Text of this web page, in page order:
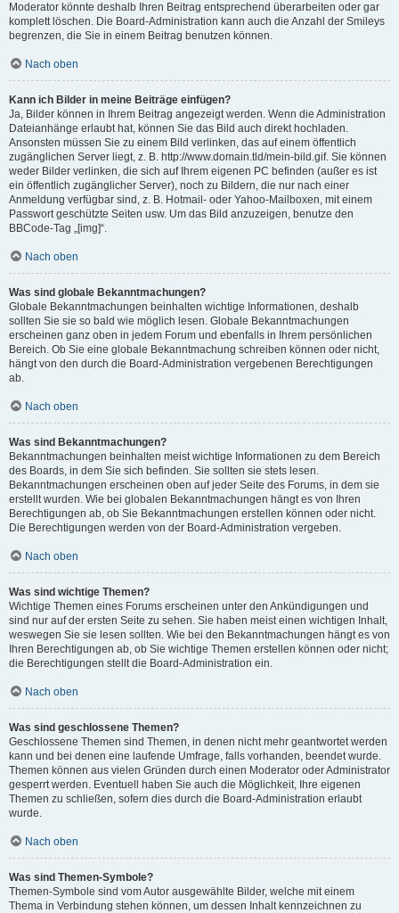
Moderator könnte deshalb Ihren Beitrag entsprechend überarbeiten oder gar
komplett löschen. Die Board-Administration kann auch die Anzahl der Smileys
begrenzen, die Sie in einem Beitrag benutzen können.
Nach oben
Kann ich Bilder in meine Beiträge einfügen?
Ja, Bilder können in Ihrem Beitrag angezeigt werden. Wenn die Administration
Dateianhänge erlaubt hat, können Sie das Bild auch direkt hochladen.
Ansonsten müssen Sie zu einem Bild verlinken, das auf einem öffentlich
zugänglichen Server liegt, z. B. http://www.domain.tld/mein-bild.gif. Sie können
weder Bilder verlinken, die sich auf Ihrem eigenen PC befinden (außer es ist
ein öffentlich zugänglicher Server), noch zu Bildern, die nur nach einer
Anmeldung verfügbar sind, z. B. Hotmail- oder Yahoo-Mailboxen, mit einem
Passwort geschützte Seiten usw. Um das Bild anzuzeigen, benutze den
BBCode-Tag „[img]“.
Nach oben
Was sind globale Bekanntmachungen?
Globale Bekanntmachungen beinhalten wichtige Informationen, deshalb
sollten Sie sie so bald wie möglich lesen. Globale Bekanntmachungen
erscheinen ganz oben in jedem Forum und ebenfalls in Ihrem persönlichen
Bereich. Ob Sie eine globale Bekanntmachung schreiben können oder nicht,
hängt von den durch die Board-Administration vergebenen Berechtigungen
ab.
Nach oben
Was sind Bekanntmachungen?
Bekanntmachungen beinhalten meist wichtige Informationen zu dem Bereich
des Boards, in dem Sie sich befinden. Sie sollten sie stets lesen.
Bekanntmachungen erscheinen oben auf jeder Seite des Forums, in dem sie
erstellt wurden. Wie bei globalen Bekanntmachungen hängt es von Ihren
Berechtigungen ab, ob Sie Bekanntmachungen erstellen können oder nicht.
Die Berechtigungen werden von der Board-Administration vergeben.
Nach oben
Was sind wichtige Themen?
Wichtige Themen eines Forums erscheinen unter den Ankündigungen und
sind nur auf der ersten Seite zu sehen. Sie haben meist einen wichtigen Inhalt,
weswegen Sie sie lesen sollten. Wie bei den Bekanntmachungen hängt es von
Ihren Berechtigungen ab, ob Sie wichtige Themen erstellen können oder nicht;
die Berechtigungen stellt die Board-Administration ein.
Nach oben
Was sind geschlossene Themen?
Geschlossene Themen sind Themen, in denen nicht mehr geantwortet werden
kann und bei denen eine laufende Umfrage, falls vorhanden, beendet wurde.
Themen können aus vielen Gründen durch einen Moderator oder Administrator
gesperrt werden. Eventuell haben Sie auch die Möglichkeit, Ihre eigenen
Themen zu schließen, sofern dies durch die Board-Administration erlaubt
wurde.
Nach oben
Was sind Themen-Symbole?
Themen-Symbole sind vom Autor ausgewählte Bilder, welche mit einem
Thema in Verbindung stehen können, um dessen Inhalt kennzeichnen zu